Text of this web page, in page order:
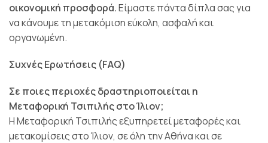
οικονομική προσφορά.Είμαστε πάντα δίπλα σας για
να κάνουμε τη μετακόμιση εύκολη, ασφαλή και
οργανωμένη.
Συχνές Ερωτήσεις (FAQ)
Σε ποιες περιοχές δραστηριοποιείται η
Μεταφορική Τσιπιλής στο Ίλιον;
Η Μεταφορική Τσιπιλής εξυπηρετεί μεταφορές και
μετακομίσεις στο Ίλιον, σε όλη την Αθήνα και σε